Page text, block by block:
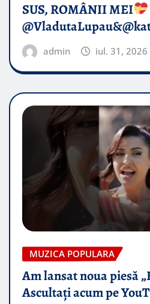
SUS, ROMÂNII MEI
admin iul. 31, 2026
MUZICA POPULARA
Am lansat noua piesă
Ascultați acum pe